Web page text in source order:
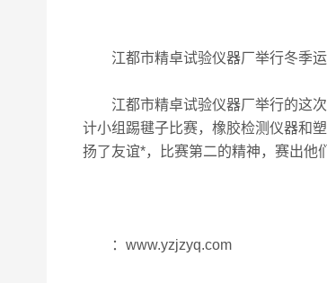
江都市精卓试验仪器厂举行冬季
江都市精卓试验仪器厂举行的这次
计小组踢毽子比赛，橡胶检测仪器和
扬了友谊*，比赛第二的精神，赛出他
：www.yzjzyq.com